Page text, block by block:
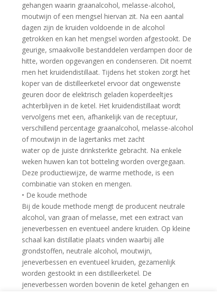
gehangen waarin graanalcohol, melasse-alcohol,
moutwijn of een mengsel hiervan zit. Na een aantal
dagen zijn de kruiden voldoende in de alcohol
getrokken en kan het mengsel worden afgestookt. De
geurige, smaakvolle bestanddelen verdampen door de
hitte, worden opgevangen en condenseren. Dit noemt
men het kruidendistillaat. Tijdens het stoken zorgt het
koper van de distilleerketel ervoor dat ongewenste
geuren door de elektrisch geladen koperdeeltjes
achterblijven in de ketel. Het kruidendistillaat wordt
vervolgens met een, afhankelijk van de receptuur,
verschillend percentage graanalcohol, melasse-alcohol
of moutwijn in de lagertanks met zacht
water op de juiste drinksterkte gebracht. Na enkele
weken huwen kan tot botteling worden overgegaan.
Deze productiewijze, de warme methode, is een
combinatie van stoken en mengen.
• De koude methode
Bij de koude methode mengt de producent neutrale
alcohol, van graan of melasse, met een extract van
jeneverbessen en eventueel andere kruiden. Op kleine
schaal kan distillatie plaats vinden waarbij alle
grondstoffen, neutrale alcohol, moutwijn,
jeneverbessen en eventueel kruiden, gezamenlijk
worden gestookt in een distilleerketel. De
jeneverbessen worden bovenin de ketel gehangen en